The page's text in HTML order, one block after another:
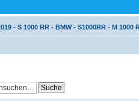
- S 1000 RR - BMW - S1000RR - M 1000